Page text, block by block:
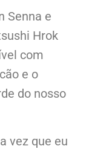
Senna e
Hrok
com
e o
do nosso
vez que eu